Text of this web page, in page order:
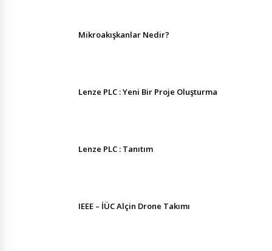
Mikroakışkanlar Nedir?
Lenze PLC : Yeni Bir Proje Oluşturma
Lenze PLC : Tanıtım
IEEE – İÜC Alçin Drone Takımı